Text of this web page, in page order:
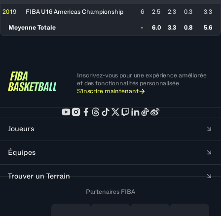
2019 FIBA U16 Americas Championship 6 2.5 2.3 0.3 3.3
Moyenne Totale - 6.0 3.3 0.8 5.6
Inscrivez-vous pour une expérience améliorée
et des fonctionnalités personnalisée
S'inscrire maintenant
Joueurs
Équipes
Trouver un Terrain
Partenaires FIBA